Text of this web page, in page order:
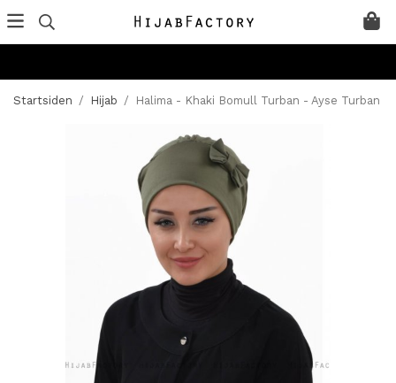
Startsiden / Hijab / Halima - Khaki Bomull Turban - Ayse Turban